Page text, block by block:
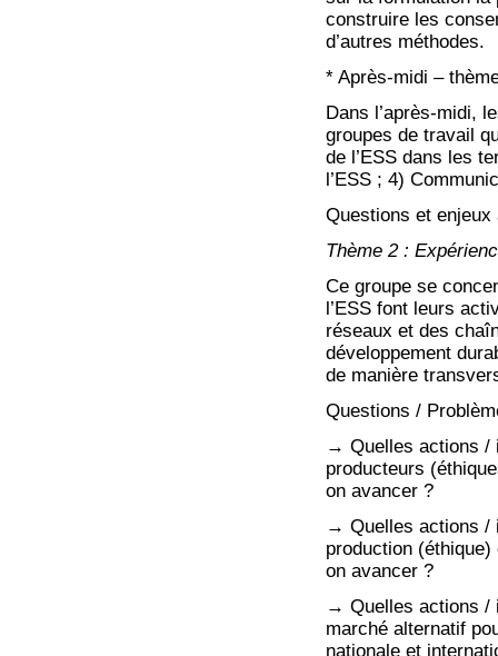
construire les
d’autres méthodes.
* Après-midi –
Dans l’après-midi,
groupes de travail
de l’ESS dans les
l’ESS ; 4)
Questions et
Thème 2 :
Ce groupe se
l’ESS font leurs
réseaux et des
développement
de manière
Questions /
→ Quelles actions /
producteurs
on avancer ?
→ Quelles actions /
production
on avancer ?
→ Quelles actions /
marché alternatif
nationale et